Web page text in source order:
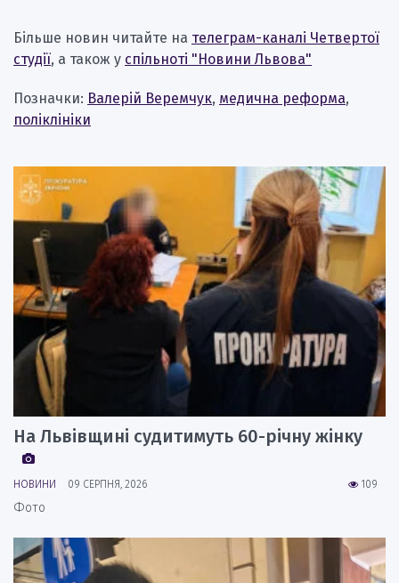
Більше новин читайте на телеграм-каналі Четвертої
студії, а також у спільноті "Новини Львова"
Позначки: Валерій Веремчук, медична реформа,
поліклініки
На Львівщині судитимуть 60-річну жінку
109
НОВИНИ 09 СЕРПНЯ, 2026
Фото